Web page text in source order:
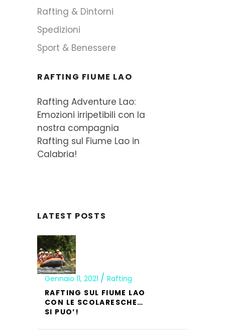
Rafting & Dintorni
Spedizioni
Sport & Benessere
RAFTING FIUME LAO
Rafting Adventure Lao:
Emozioni irripetibili con la
nostra compagnia
Rafting sul Fiume Lao in
Calabria!
LATEST POSTS
Gennaio 11, 2021
Rafting
RAFTING SUL FIUME LAO
CON LE SCOLARESCHE…
SI PUO’!